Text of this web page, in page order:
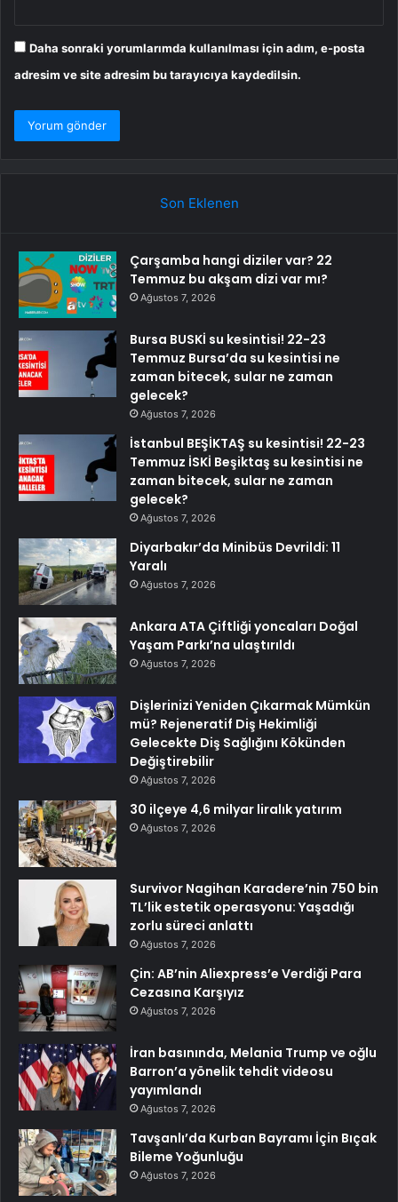
Daha sonraki yorumlarımda kullanılması için adım, e-posta
adresim ve site adresim bu tarayıcıya kaydedilsin.
Son Eklenen
Çarşamba hangi diziler var? 22
Temmuz bu akşam dizi var mı?
Ağustos 7, 2026
Bursa BUSKİ su kesintisi! 22-23
Temmuz Bursa’da su kesintisi ne
zaman bitecek, sular ne zaman
gelecek?
Ağustos 7, 2026
İstanbul BEŞİKTAŞ su kesintisi! 22-23
Temmuz İSKİ Beşiktaş su kesintisi ne
zaman bitecek, sular ne zaman
gelecek?
Ağustos 7, 2026
Diyarbakır’da Minibüs Devrildi: 11
Yaralı
Ağustos 7, 2026
Ankara ATA Çiftliği yoncaları Doğal
Yaşam Parkı’na ulaştırıldı
Ağustos 7, 2026
Dişlerinizi Yeniden Çıkarmak Mümkün
mü? Rejeneratif Diş Hekimliği
Gelecekte Diş Sağlığını Kökünden
Değiştirebilir
Ağustos 7, 2026
30 ilçeye 4,6 milyar liralık yatırım
Ağustos 7, 2026
Survivor Nagihan Karadere’nin 750 bin
TL’lik estetik operasyonu: Yaşadığı
zorlu süreci anlattı
Ağustos 7, 2026
Çin: AB’nin Aliexpress’e Verdiği Para
Cezasına Karşıyız
Ağustos 7, 2026
İran basınında, Melania Trump ve oğlu
Barron’a yönelik tehdit videosu
yayımlandı
Ağustos 7, 2026
Tavşanlı’da Kurban Bayramı İçin Bıçak
Bileme Yoğunluğu
Ağustos 7, 2026